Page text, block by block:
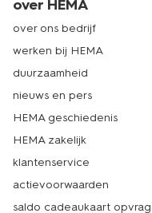
over HEMA
over ons bedrijf
werken bij HEMA
duurzaamheid
nieuws en pers
HEMA geschiedenis
HEMA zakelijk
klantenservice
actievoorwaarden
saldo cadeaukaart